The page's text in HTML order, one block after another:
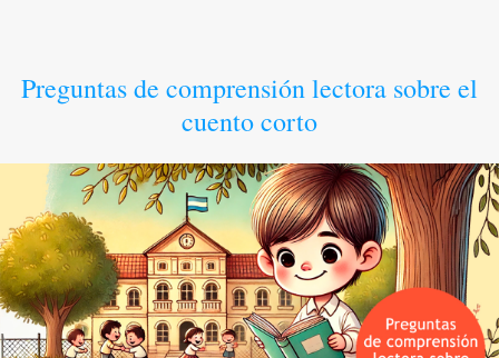
Preguntas de comprensión lectora sobre el
cuento corto